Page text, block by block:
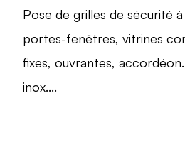
Pose de grilles de sécurité
portes-fenêtres, vitrines
fixes, ouvrantes,
inox....